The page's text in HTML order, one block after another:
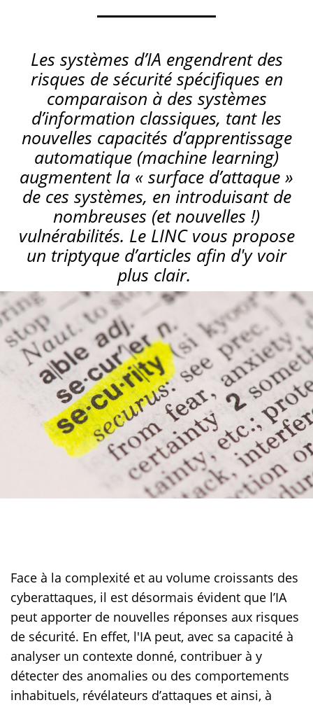
Les systèmes d’IA engendrent des
risques de sécurité spécifiques en
comparaison à des systèmes
d’information classiques, tant les
nouvelles capacités d’apprentissage
automatique (machine learning)
augmentent la « surface d’attaque »
de ces systèmes, en introduisant de
nombreuses (et nouvelles !)
vulnérabilités. Le LINC vous propose
un triptyque d’articles afin d'y voir
plus clair.
Face à la complexité et au volume croissants des
cyberattaques, il est désormais évident que l’IA
peut apporter de nouvelles réponses aux risques
de sécurité. En effet, l'IA peut, avec sa capacité à
analyser un contexte donné, contribuer à y
détecter des anomalies ou des comportements
inhabituels, révélateurs d’attaques et ainsi, à